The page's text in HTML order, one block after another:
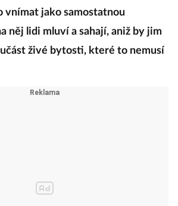
vnímat jako samostatnou
něj lidi mluví a sahají, aniž by jim
živé bytosti, které to nemusí